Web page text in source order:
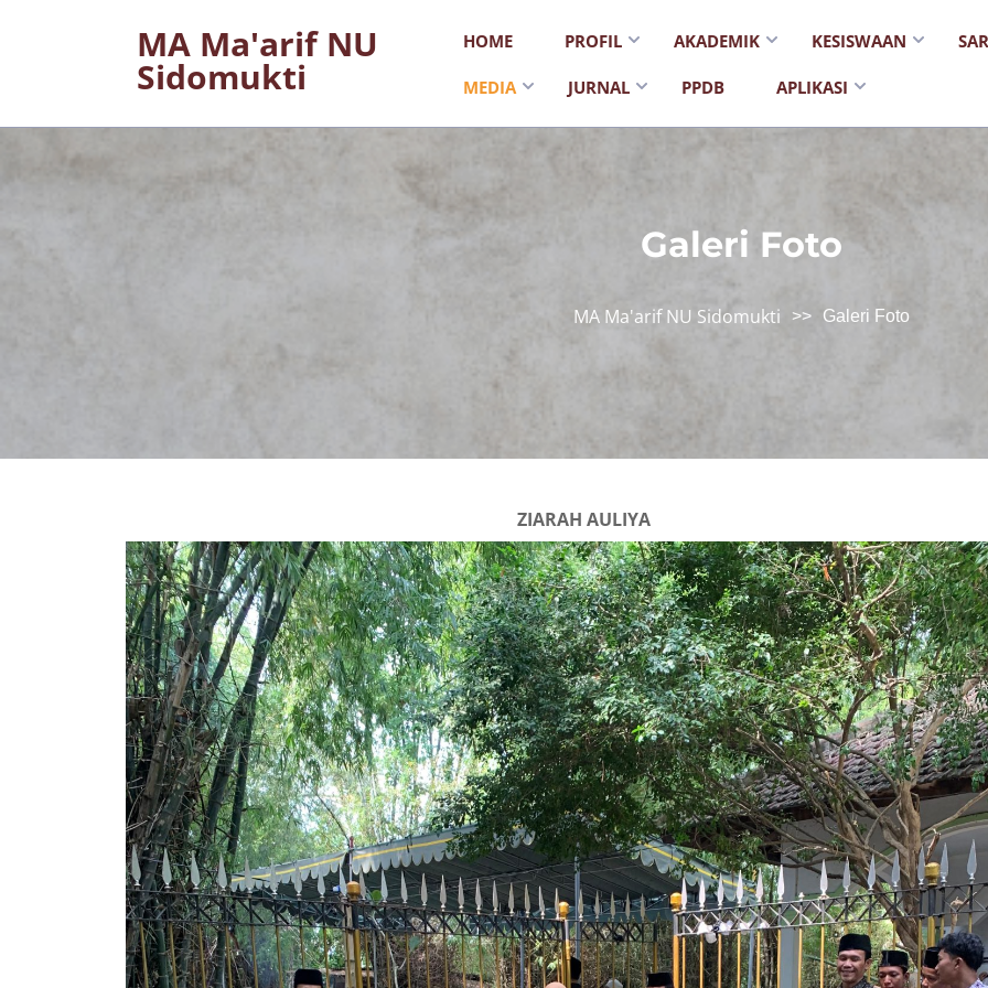
MA Ma'arif NU
Sidomukti
HOME PROFIL AKADEMIK KESISWAAN
MEDIA JURNAL PPDB APLIKASI
Galeri Foto
MA Ma'arif NU Sidomukti >> Galeri Foto
ZIARAH AULIYA